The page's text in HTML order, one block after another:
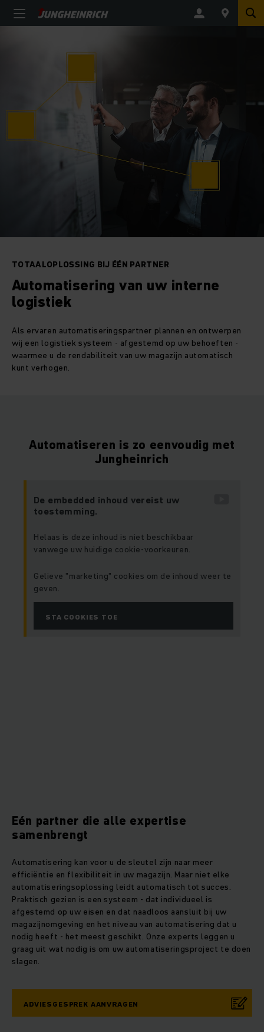
TOTAALOPLOSSING BIJ ÉÉN PARTNER
Automatisering van uw interne
logistiek
Als ervaren automatiseringspartner plannen en ontwerpen
wij een logistiek systeem - afgestemd op uw behoeften -
waarmee u de rendabiliteit van uw magazijn automatisch
kunt verhogen.
Automatiseren is zo eenvoudig met
Jungheinrich
De embedded inhoud vereist uw
toestemming.
Helaas is deze inhoud is niet beschikbaar
vanwege uw huidige cookie-voorkeuren.
Gelieve "marketing" cookies om de inhoud weer te
geven.
STA COOKIES TOE
Eén partner die alle expertise
samenbrengt
Automatisering kan voor u de sleutel zijn naar meer
efficiëntie en flexibiliteit in uw magazijn. Maar niet elke
automatiseringsoplossing leidt automatisch tot succes.
Praktisch gezien is een systeem - dat individueel is
afgestemd op uw eisen en dat naadloos aansluit bij uw
magazijnomgeving en het niveau van automatisering dat u
nodig heeft - het meest geschikt. Onze experts leggen u
graag uit wat nodig is om uw automatiseringsproject te doen
slagen.
ADVIESGESPREK AANVRAGEN